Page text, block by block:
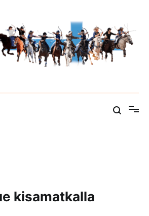
kisamatkalla